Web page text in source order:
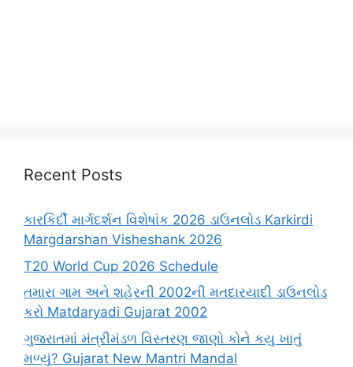
Recent Posts
કારકિર્દી માર્ગદર્શન વિશેષાંક 2026 ડાઉનલોડ Karkirdi
Margdarshan Visheshank 2026
T20 World Cup 2026 Schedule
તમારા ગામ અને શહેરની 2002ની મતદારયાદી ડાઉનલોડ
કરો Matdaryadi Gujarat 2002
ગુજરાતમાં મંત્રીમંડળ વિસ્તરણ જાણો કોને કયુ ખાતું
મળ્યું? Gujarat New Mantri Mandal